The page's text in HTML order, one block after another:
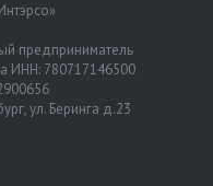
предприниматель
ИНН: 780717146500
ул. Беринга д.23